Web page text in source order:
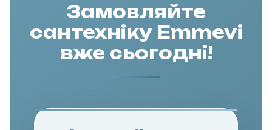
Замовляйте
сантехніку Emmevi
вже сьогодні!